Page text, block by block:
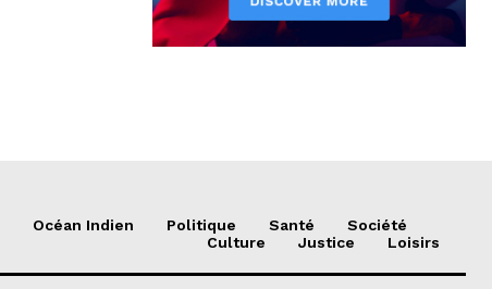
Océan Indien Politique Santé
Société
Culture
Justice Loisirs